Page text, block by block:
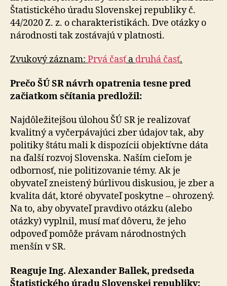
Štatistického úradu Slovenskej republiky č.
44/2020 Z. z. o charakteristikách. Dve otázky o
národnosti tak zostávajú v platnosti.
Zvukový záznam: Prvá časťa druhá časť.
Prečo ŠÚ SR návrh opatrenia tesne pred
začiatkom sčítania predložil:
Najdôležitejšou úlohou ŠÚ SR je realizovať
kvalitný a vyčerpávajúci zber údajov tak, aby
politiky štátu mali k dispozícii objektívne dáta
na ďalší rozvoj Slovenska. Naším cieľom je
odbornosť, nie politizovanie témy. Ak je
obyvateľ zneistený búrlivou diskusiou, je zber a
kvalita dát, ktoré obyvateľ poskytne – ohrozený.
Na to, aby obyvateľ pravdivo otázku (alebo
otázky) vyplnil, musí mať dôveru, že jeho
odpoveď pomôže právam národnostných
menšín v SR.
Reaguje Ing. Alexander Ballek, predseda
Štatistického úradu Slovenskej republiky: